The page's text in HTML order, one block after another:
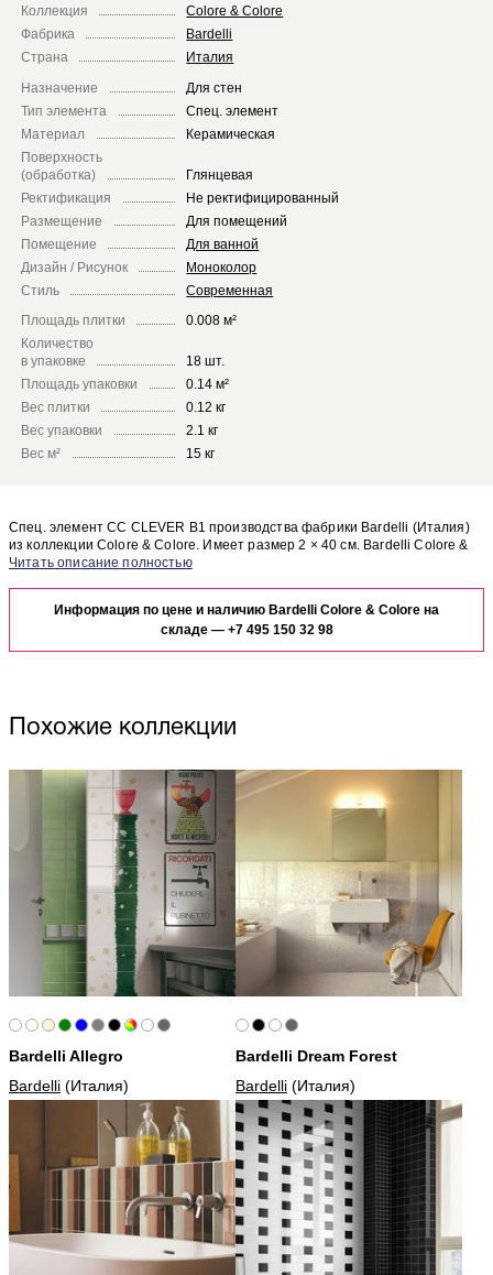
Коллекция
Colore & Colore
Фабрика
Bardelli
Страна
Италия
Назначение
Для стен
Тип элемента
Спец. элемент
Материал
Керамическая
Поверхность
(обработка)
Глянцевая
Ректификация
Не ректифицированный
Размещение
Для помещений
Помещение
Для ванной
Дизайн / Рисунок
Моноколор
Стиль
Современная
Площадь плитки
0.008 м²
Количество
в упаковке
18 шт.
Площадь упаковки
0.14 м²
Вес плитки
0.12 кг
Вес упаковки
2.1 кг
Вес м²
15 кг
Спец. элемент CC CLEVER B1 производства фабрики Bardelli (Италия)
из коллекции Colore & Colore. Имеет размер 2 × 40 см. Bardelli Colore &
Colore CC CLEVER B1 отлично сочетается с другими элементами
отделке Вашего помещения, закажите бесплатный дизайн-проект с
использованием элементов коллекции Bardelli Colore & Colore.
Информация по цене и наличию Bardelli Colore & Colore на
складе — +7 495 150 32 98
Похожие коллекции
Bardelli Allegro
Bardelli (Италия)
Bardelli Dream Forest
Bardelli (Италия)